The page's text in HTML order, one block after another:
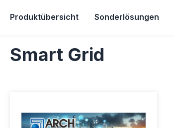
Produktübersicht Sonderlösungen
Smart Grid